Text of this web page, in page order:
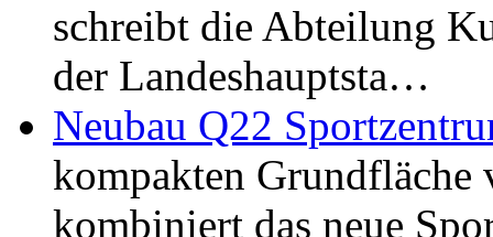
schreibt die Abteilung
der Landeshauptsta…
Neubau Q22
kompakten Grundfläche
kombiniert das neue